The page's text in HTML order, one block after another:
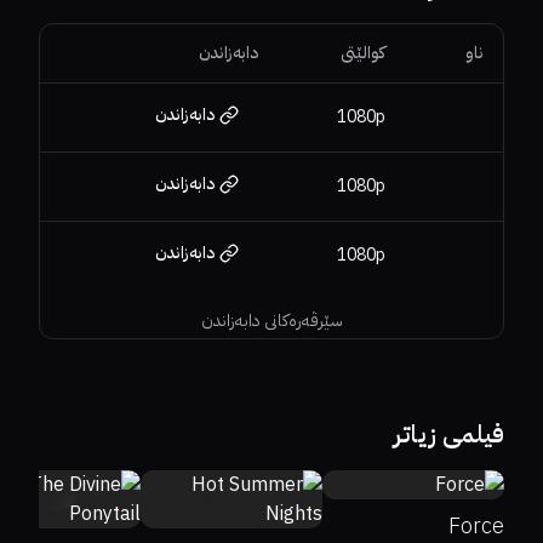
سێرڤەرەکانی دابەزاندن
ناو کوالێتی دابەزاندن
1080p دابەزاندن
1080p دابەزاندن
1080p دابەزاندن
فیلمی زیاتر
Force